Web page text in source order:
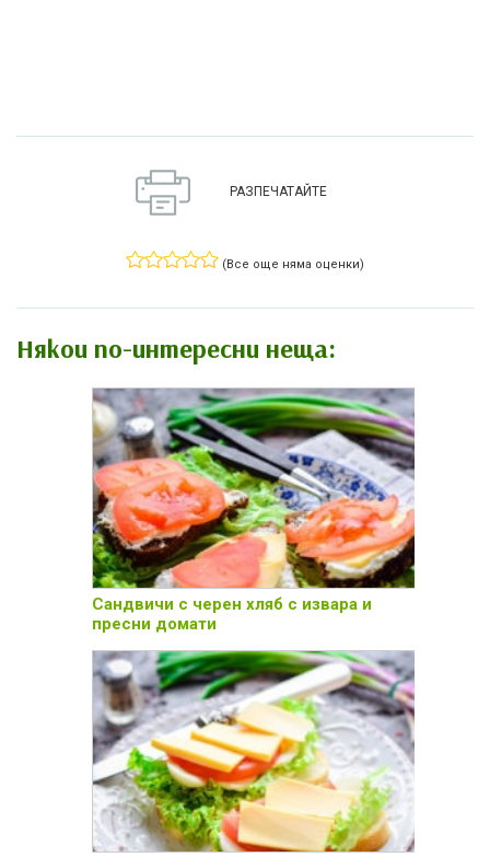
РАЗПЕЧАТАЙТЕ
(Все още няма оценки)
Някои по-интересни неща:
Сандвичи с черен хляб с извара и
пресни домати